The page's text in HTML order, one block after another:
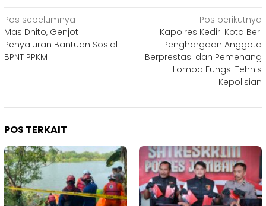
Navigasi
pos
Pos sebelumnya
Mas Dhito, Genjot
Penyaluran Bantuan Sosial
BPNT PPKM
Pos berikutnya
Kapolres Kediri Kota Beri
Penghargaan Anggota
Berprestasi dan Pemenang
Lomba Fungsi Tehnis
Kepolisian
POS TERKAIT